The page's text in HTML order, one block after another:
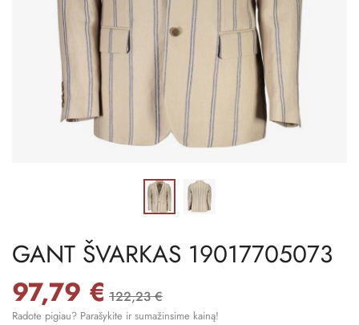
GANT ŠVARKAS 19017705073
97,79 € 122,23 €
Radote pigiau? Parašykite ir sumažinsime kainą!